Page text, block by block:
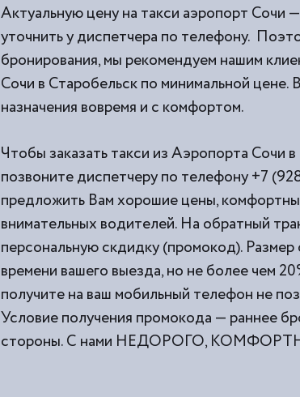
Актуальную цену на такси аэропорт Сочи
уточнить у диспетчера по телефону.
бронирования, мы рекомендуем нашим
Сочи в Старобельск по минимальной цене.
назначения вовремя и с комфортом.
Чтобы заказать такси из Аэропорта Сочи
позвоните диспетчеру по телефону +7
предложить Вам хорошие цены,
внимательных водителей. На обратный
персональную скдидку (промокод).
времени вашего выезда, но не более чем
получите на ваш мобильный телефон не
Условие получения промокода — раннее
стороны. С нами НЕДОРОГО,